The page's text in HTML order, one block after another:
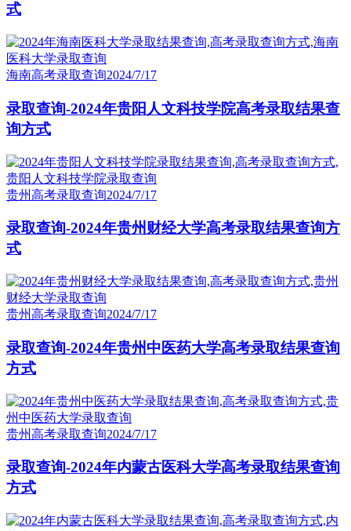
式
海南高考录取查询2024/7/17
录取查询-2024年贵阳人文科技学院高考录取结果查
询方式
贵州高考录取查询2024/7/17
录取查询-2024年贵州财经大学高考录取结果查询方
式
贵州高考录取查询2024/7/17
录取查询-2024年贵州中医药大学高考录取结果查询
方式
贵州高考录取查询2024/7/17
录取查询-2024年内蒙古医科大学高考录取结果查询
方式